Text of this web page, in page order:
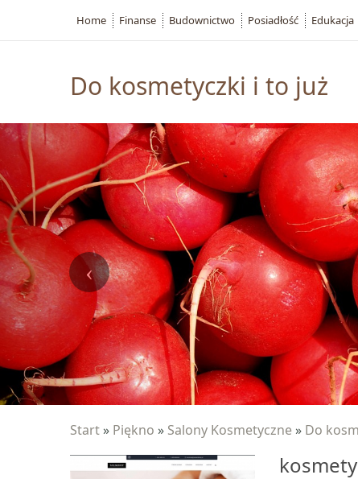
Do kosmetyczki i to już
Start » Piękno » Salony Kosmetyczne » Do
Home Finanse Budownictwo Posiadłość Edukacja